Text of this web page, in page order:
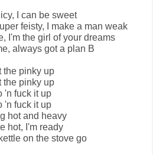
icy, I can be sweet
feisty, I make a man weak
I'm the girl of your dreams
always got a plan B
the pinky up
the pinky up
'n fuck it up
'n fuck it up
hot and heavy
hot, I'm ready
on the stove go